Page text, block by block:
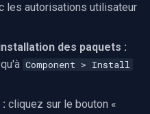
les autorisations utilisateur
des paquets :
Component > Install
cliquez sur le bouton «